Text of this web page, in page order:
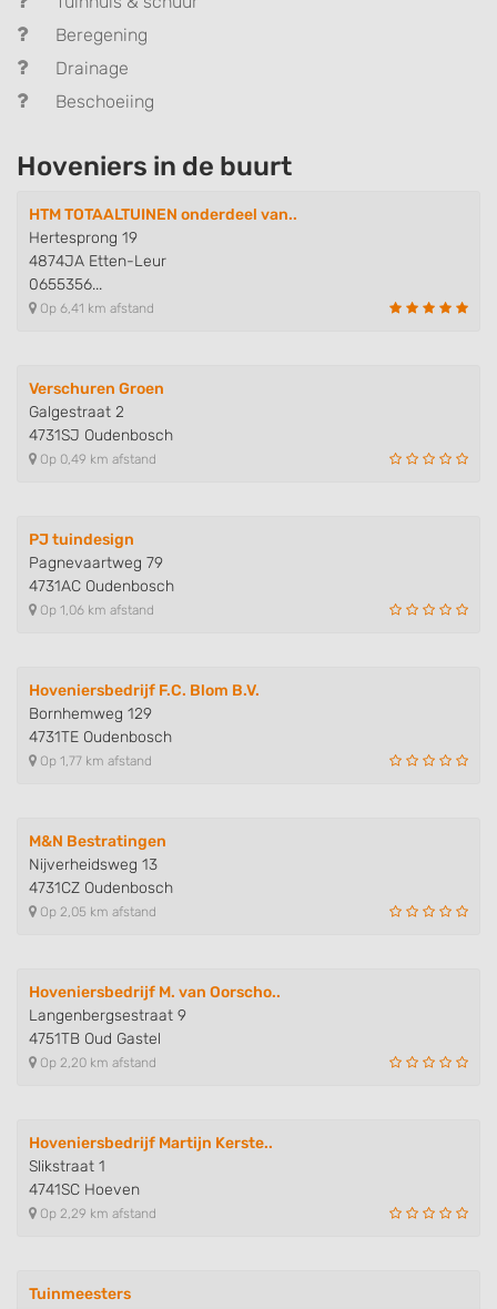
Beregening
Drainage
Beschoeiing
Hoveniers in de buurt
HTM TOTAALTUINEN onderdeel van..
Hertesprong 19
4874JA Etten-Leur
0655356...
Op 6,41 km afstand
Verschuren Groen
Galgestraat 2
4731SJ Oudenbosch
Op 0,49 km afstand
PJ tuindesign
Pagnevaartweg 79
4731AC Oudenbosch
Op 1,06 km afstand
Hoveniersbedrijf F.C. Blom B.V.
Bornhemweg 129
4731TE Oudenbosch
Op 1,77 km afstand
M&N Bestratingen
Nijverheidsweg 13
4731CZ Oudenbosch
Op 2,05 km afstand
Hoveniersbedrijf M. van Oorscho..
Langenbergsestraat 9
4751TB Oud Gastel
Op 2,20 km afstand
Hoveniersbedrijf Martijn Kerste..
Slikstraat 1
4741SC Hoeven
Op 2,29 km afstand
Tuinmeesters